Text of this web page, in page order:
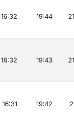
16:32 19:44
16:32 19:43
16:31 19:42